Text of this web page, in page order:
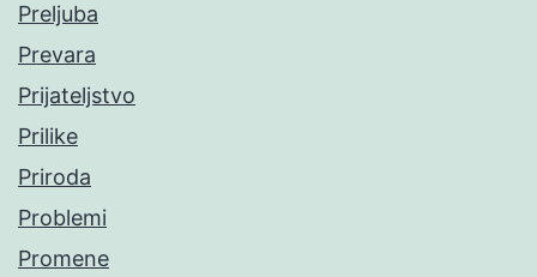
Preljuba
Prevara
Prijateljstvo
Prilike
Priroda
Problemi
Promene